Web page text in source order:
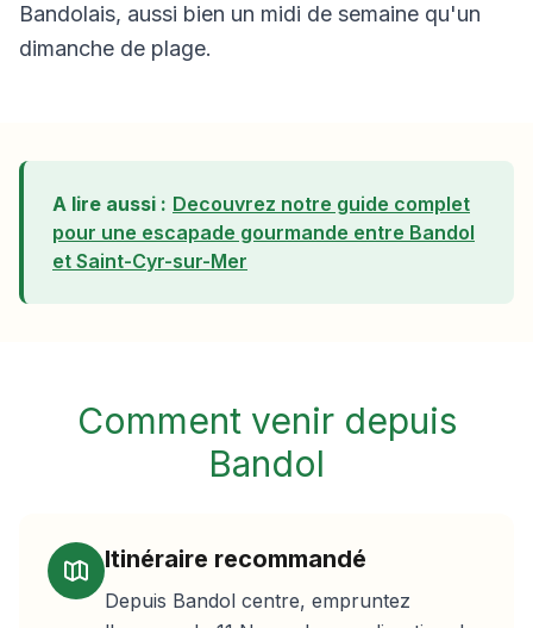
Bandolais, aussi bien un midi de semaine qu'un
dimanche de plage.
A lire aussi : Decouvrez notre guide complet
pour une escapade gourmande entre Bandol
et Saint-Cyr-sur-Mer
Comment venir depuis
Bandol
Itinéraire recommandé
Depuis Bandol centre, empruntez